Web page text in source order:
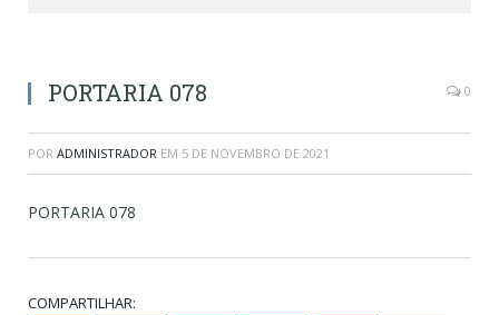
PORTARIA 078 0
POR ADMINISTRADOR EM 5 DE NOVEMBRO DE 2021
PORTARIA 078
COMPARTILHAR: